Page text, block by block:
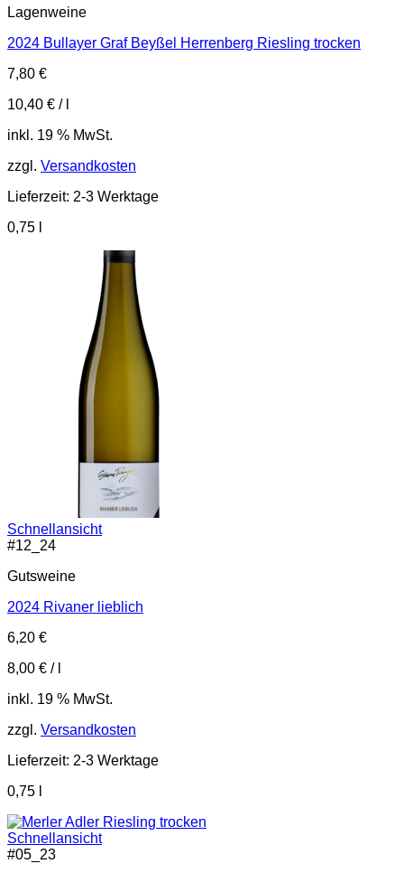
Lagenweine
2024 Bullayer Graf Beyßel Herrenberg Riesling trocken
7,80 €
10,40 € /
inkl. 19 % MwSt.
zzgl. Versandkosten
Lieferzeit: 2-3 Werktage
0,75
Schnellansicht
#12_24
Gutsweine
2024 Rivaner lieblich
6,20 €
8,00 € /
inkl. 19 % MwSt.
zzgl. Versandkosten
Lieferzeit: 2-3 Werktage
0,75
Schnellansicht
#05_23